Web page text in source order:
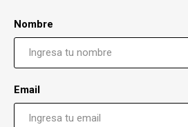
Nombre
Email